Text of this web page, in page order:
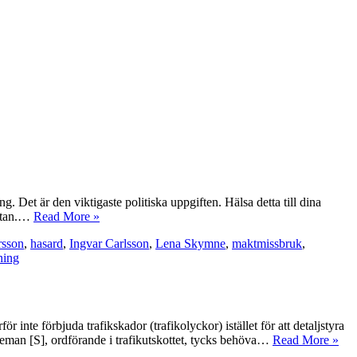
Det är den viktigaste politiska uppgiften. Hälsa detta till dina
Read More »
, hasard, Ingvar Carlsson, Lena Skymne, maktmissbruk,
inte förbjuda trafikskador (trafikolyckor) istället för att detaljstyra
[S], ordförande i trafikutskottet, tycks behöva… Read More »